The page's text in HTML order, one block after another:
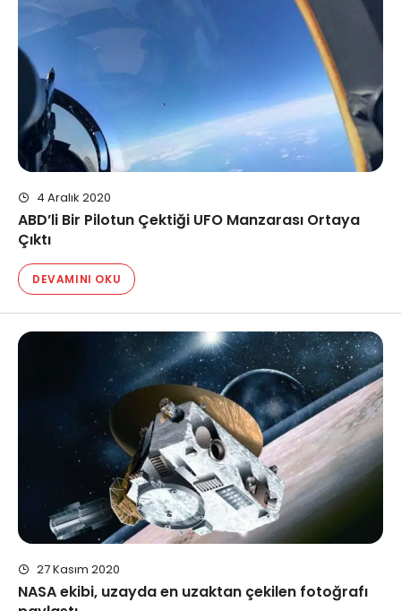
4 Aralık 2020
ABD’li Bir Pilotun Çektiği UFO Manzarası Ortaya
Çıktı
DEVAMINI OKU
27 Kasım 2020
NASA ekibi, uzayda en uzaktan çekilen fotoğrafı